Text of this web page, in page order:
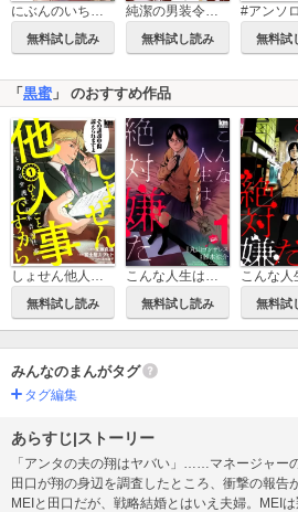
にぶんのいち夫婦
無料試し読み
純潔の男装令嬢騎士は偉才の主君に奪われる【分冊版】
無料試し読み
#アンソ
無料試
「 黒蜜」 のおすすめ作品
しょせん他人事ですから ～とある弁護士の本音の仕事～
無料試し読み
こんな人生は絶対嫌だ
無料試し読み 無料試
みんなのまんがタグ
タグ編集
あらすじ|ストーリー
「アンタの夫の翔はヤバい」……マネージャー
田口が翔の身辺を調査したところ、衝撃の報告
MEIと田口だが、戦略結婚とはいえ夫婦。MEI